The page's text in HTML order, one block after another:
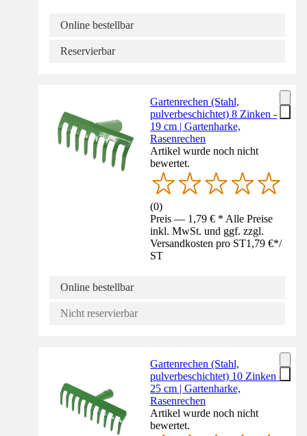
Online bestellbar
Reservierbar
Gartenrechen (Stahl,
pulverbeschichtet) 8 Zinken -
19 cm | Gartenharke,
Rasenrechen
Artikel wurde noch nicht
bewertet.
(0)
Preis — 1,79 € * Alle Preise
inkl. MwSt. und ggf. zzgl.
Versandkosten pro ST1,79 €*/
ST
Online bestellbar
Nicht reservierbar
Gartenrechen (Stahl,
pulverbeschichtet) 10 Zinken -
25 cm | Gartenharke,
Rasenrechen
Artikel wurde noch nicht
bewertet.